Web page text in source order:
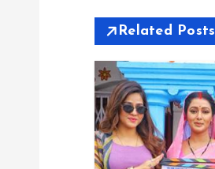
Related Posts